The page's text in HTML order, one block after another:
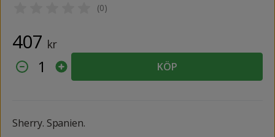
(0)
407 kr
1 KÖP
Sherry. Spanien.